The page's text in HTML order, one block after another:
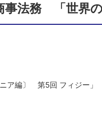
法務 「世界
ア編〕 第5回 フィジー」